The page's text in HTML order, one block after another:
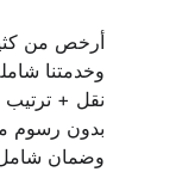
أرخص من
وخدمتنا
نقل + ترتيب
بدون رسوم
وضمان